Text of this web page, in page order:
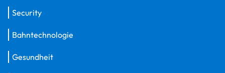
Security
Bahntechnologie
Gesundheit